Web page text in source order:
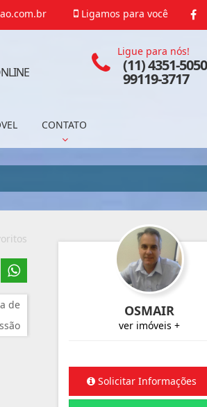
Ligamos para você
CONTATO
Ligue para nós!
(11) 4351-
99119-3717
de
OSMAIR
ver imóveis +
Solicitar Informações